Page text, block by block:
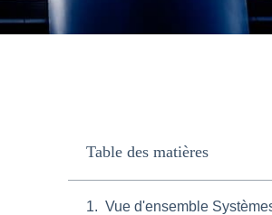
Table des matières
Vue d'ensemble